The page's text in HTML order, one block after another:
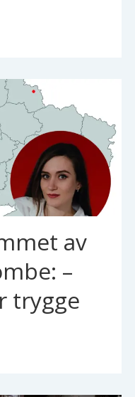
av
–
trygge